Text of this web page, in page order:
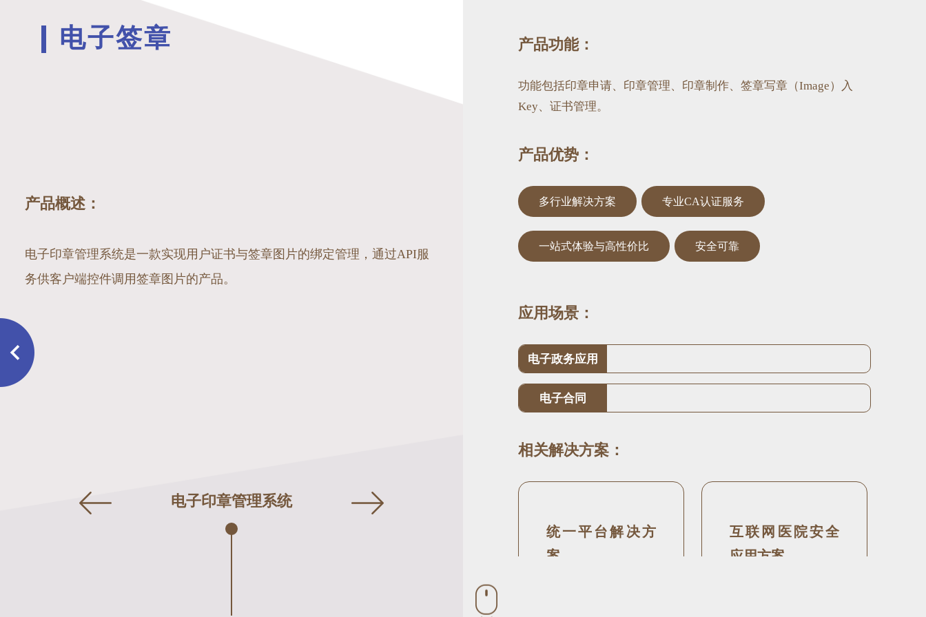
电子签章
产品概述：
电子印章管理系统是一款实现用户证书与签章图片的绑定管理，通过API服
务供客户端控件调用签章图片的产品。
电子印章管理系统
产品功能：
功能包括印章申请、印章管理、印章制作、签章写章（Image）入
Key、证书管理。
产品优势：
多行业解决方案 专业CA认证服务
一站式体验与高性价比 安全可靠
应用场景：
电子政务应用
电子合同
相关解决方案：
统一平台解决方
案
互联网医院安全
应用方案